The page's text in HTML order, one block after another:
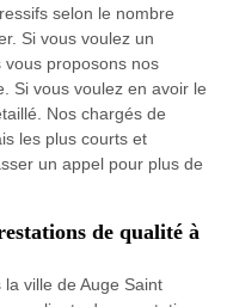
selon le nombre
Si vous voulez un
proposons nos
Si vous voulez en avoir le
Nos chargés de
les plus courts et
un appel pour plus de
de qualité à
ville de Auge Saint